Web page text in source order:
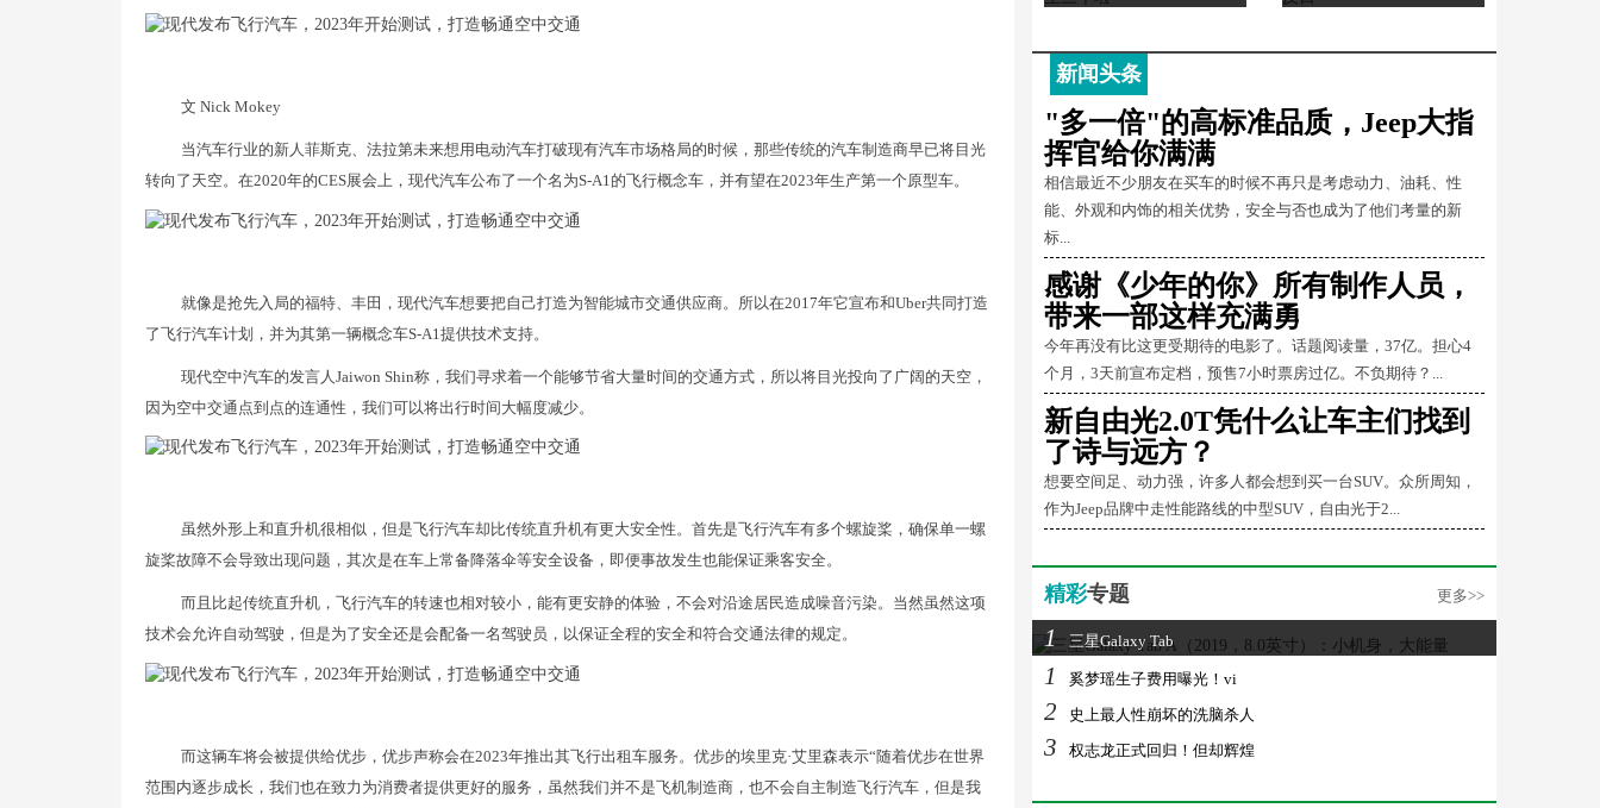
文 Nick Mokey
当汽车行业的新人菲斯克、法拉第未来想用电动汽车打破现有汽车市场格局的时候，那些传统的汽车制造商早已将目光
转向了天空。在2020年的CES展会上，现代汽车公布了一个名为S-A1的飞行概念车，并有望在2023年生产第一个原型车。
就像是抢先入局的福特、丰田，现代汽车想要把自己打造为智能城市交通供应商。所以在2017年它宣布和Uber共同打造
了飞行汽车计划，并为其第一辆概念车S-A1提供技术支持。
现代空中汽车的发言人Jaiwon Shin称，我们寻求着一个能够节省大量时间的交通方式，所以将目光投向了广阔的天空，
因为空中交通点到点的连通性，我们可以将出行时间大幅度减少。
虽然外形上和直升机很相似，但是飞行汽车却比传统直升机有更大安全性。首先是飞行汽车有多个螺旋桨，确保单一螺
旋桨故障不会导致出现问题，其次是在车上常备降落伞等安全设备，即便事故发生也能保证乘客安全。
而且比起传统直升机，飞行汽车的转速也相对较小，能有更安静的体验，不会对沿途居民造成噪音污染。当然虽然这项
技术会允许自动驾驶，但是为了安全还是会配备一名驾驶员，以保证全程的安全和符合交通法律的规定。
而这辆车将会被提供给优步，优步声称会在2023年推出其飞行出租车服务。优步的埃里克·艾里森表示“随着优步在世界
范围内逐步成长，我们也在致力为消费者提供更好的服务，虽然我们并不是飞机制造商，也不会自主制造飞行汽车，但是我
新闻头条
"多一倍"的高标准品质，Jeep大指
挥官给你满满
相信最近不少朋友在买车的时候不再只是考虑动力、油耗、性
能、外观和内饰的相关优势，安全与否也成为了他们考量的新
标...
感谢《少年的你》所有制作人员，
带来一部这样充满勇
今年再没有比这更受期待的电影了。话题阅读量，37亿。担心4
个月，3天前宣布定档，预售7小时票房过亿。不负期待？...
新自由光2.0T凭什么让车主们找到
了诗与远方？
想要空间足、动力强，许多人都会想到买一台SUV。众所周知，
作为Jeep品牌中走性能路线的中型SUV，自由光于2...
精彩专题 更多>>
1 三星Galaxy Tab
1 奚梦瑶生子费用曝光！vi
2 史上最人性崩坏的洗脑杀人
3 权志龙正式回归！但却辉煌